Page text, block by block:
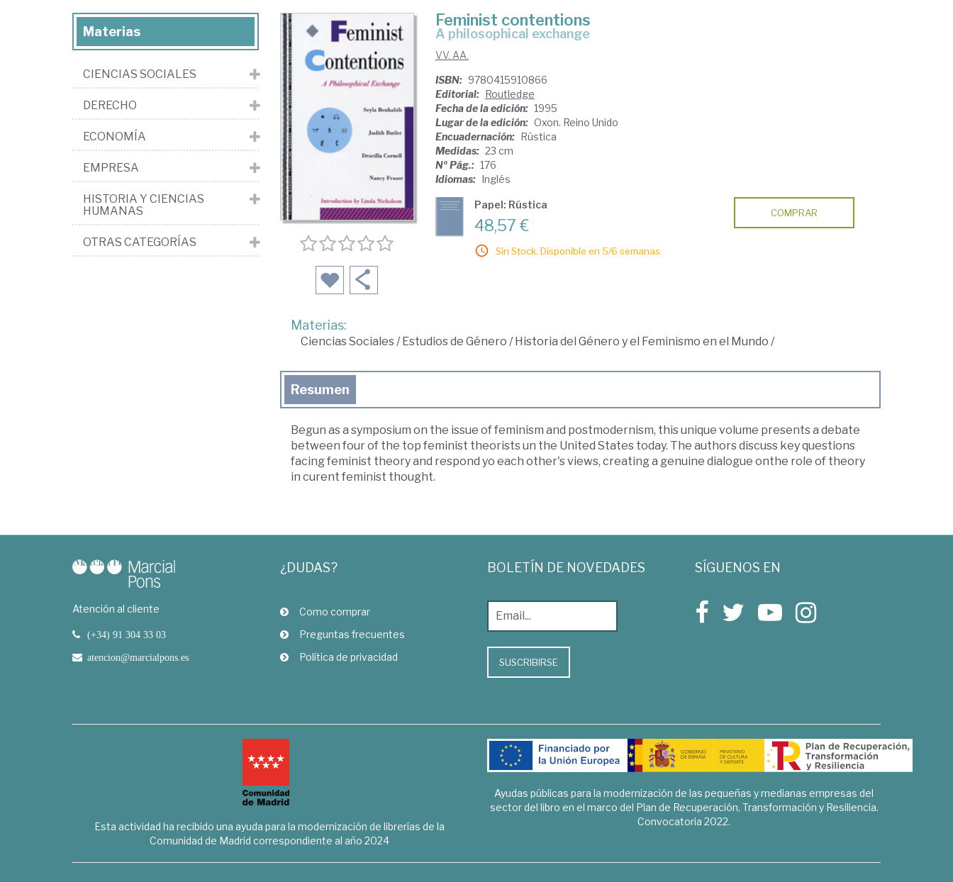
Feminist contentions
A philosophical exchange
VV. AA.
ISBN: 9780415910866
Editorial: Routledge
Fecha de la edición: 1995
Lugar de la edición: Oxon. Reino Unido
Encuadernación: Rústica
Medidas: 23 cm
Nº Pág.: 176
Idiomas: Inglés
Papel: Rústica
48,57 €
Sin Stock. Disponible en 5/6 semanas.
COMPRAR
Materias:
Ciencias Sociales/Estudios de Género /Historia del Género y el Feminismo en el Mundo /
Resumen
Begun as a symposium on the issue of feminism and postmodernism, this unique volume presents a debate
between four of the top feminist theorists un the United States today. The authors discuss key questions
facing feminist theory and respond yo each other's views, creating a genuine dialogue onthe role of theory
in curent feminist thought.
Materias
CIENCIAS SOCIALES
DERECHO
ECONOMÍA
EMPRESA
HISTORIA Y CIENCIAS
HUMANAS
OTRAS CATEGORÍAS
Atención al cliente
(+34) 91 304 33 03
atencion@marcialpons.es
¿DUDAS?
Como comprar
Preguntas frecuentes
Política de privacidad
BOLETÍN DE NOVEDADES
SUSCRIBIRSE
SÍGUENOS EN
Esta actividad ha recibido una ayuda para la modernización de librerías de la
Comunidad de Madrid correspondiente al año 2024
Ayudas públicas para la modernización de las pequeñas y medianas empresas del
sector del libro en el marco del Plan de Recuperación, Transformación y Resiliencia.
Convocatoria 2022.